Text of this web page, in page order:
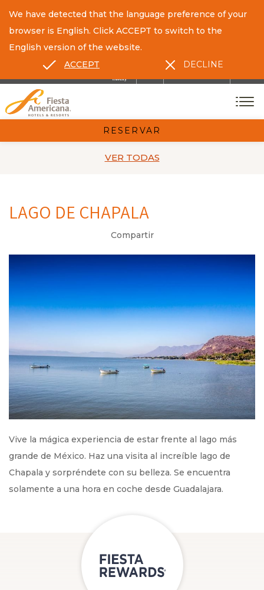
CONTACTO
RESERVAR
We have detected that the language preference of your
browser is English. Click ACCEPT to switch to the
English version of the website.
ACCEPT
DECLINE
VER TODAS
LAGO DE CHAPALA
Compartir
Vive la mágica experiencia de estar frente al lago más
grande de México. Haz una visita al increíble lago de
Chapala y sorpréndete con su belleza. Se encuentra
solamente a una hora en coche desde Guadalajara.